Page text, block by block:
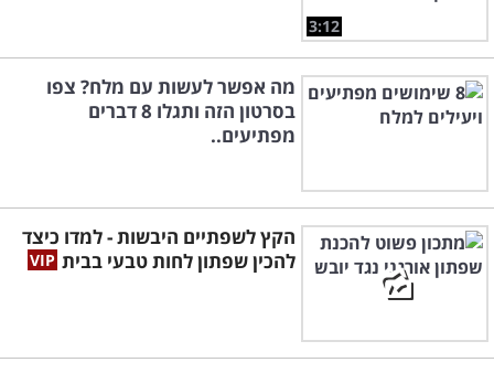
3:12
מה אפשר לעשות עם מלח? צפו
בסרטון הזה ותגלו 8 דברים
מפתיעים..
הקץ לשפתיים היבשות - למדו כיצד
להכין שפתון לחות טבעי בבית